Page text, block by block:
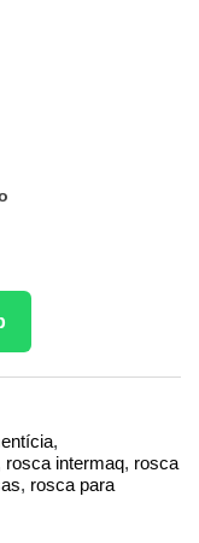
,
rosca intermaq, rosca
, rosca para